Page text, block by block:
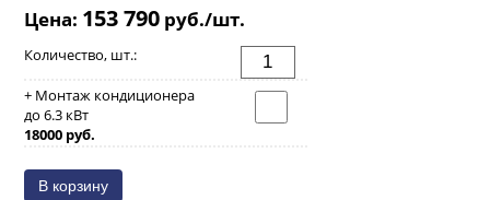
Цена: 153 790 руб./шт.
Количество, шт.:
+ Монтаж кондиционера
до 6.3 кВт
18000 руб.